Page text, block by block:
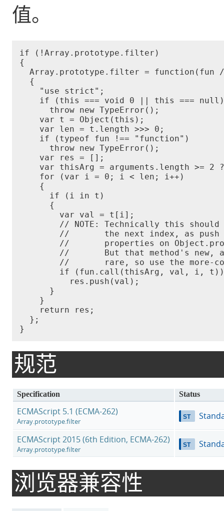
值。
if (!Array.prototype.filter)
{
Array.prototype.filter = function(fun
  {
    "use strict";
    if (this === void 0 || this === null)
      throw new TypeError();
    var t = Object(this);
    var len = t.length >>> 0;
    if (typeof fun !== "function")
      throw new TypeError();
    var res = [];
var thisArg = arguments.length >= 2
    for (var i = 0; i < len; i++)
    {
      if (i in t)
      {
        var val = t[i];
// NOTE: Technically this
//       the next index, as push
//       properties on
//       But that method's new,
//       rare, so use the more-
        if (fun.call(
thisArg , val, i, t))
          res.push(val);
      }
    }
    return res;
  };
}
规范
Specification Status
ECMAScript 5.1 (ECMA-262)
Array.prototype.filter
ECMAScript 2015 (6th Edition, ECMA-262)
Array.prototype.filter
浏览器兼容性